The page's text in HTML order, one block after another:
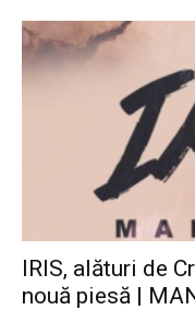
IRIS, alături de
nouă piesă |